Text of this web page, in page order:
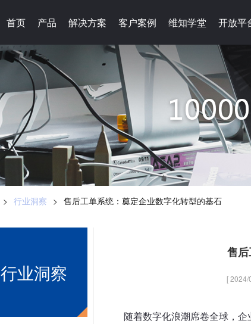
首页 产品 解决方案 客户案例 维知学堂 开放平
首页 产品 解决方案 客户案例 维知学堂 开放平
> 行业洞察 > 售后工单系统：奠定企业数字化转型的基石
行业洞察
售
[
随着数字化浪潮席卷全球，